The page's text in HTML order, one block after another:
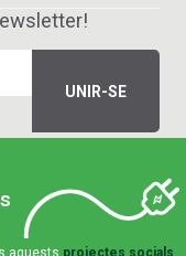
aquests projectes socials